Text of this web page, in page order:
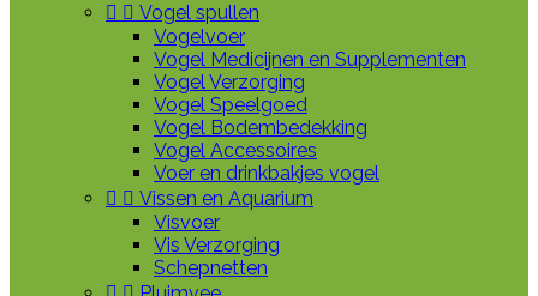
  Vogel spullen
Vogelvoer
Vogel Medicijnen en Supplementen
Vogel Verzorging
Vogel Speelgoed
Vogel Bodembedekking
Vogel Accessoires
Voer en drinkbakjes vogel
  Vissen en Aquarium
Visvoer
Vis Verzorging
Schepnetten